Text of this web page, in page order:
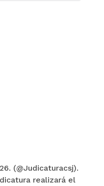
(@Judicaturacsj).
realizará el